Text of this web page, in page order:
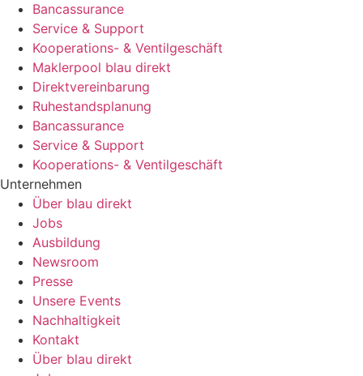
Bancassurance
Service & Support
Kooperations- & Ventilgeschäft
Maklerpool blau direkt
Direktvereinbarung
Ruhestandsplanung
Bancassurance
Service & Support
Kooperations- & Ventilgeschäft
Unternehmen
Über blau direkt
Jobs
Ausbildung
Newsroom
Presse
Unsere Events
Nachhaltigkeit
Kontakt
Über blau direkt